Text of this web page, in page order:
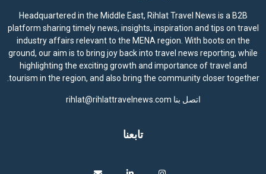
Headquartered in the Middle East, Rihlat Travel News is a B2B
platform sharing timely news, insights, inspiration and tips on travel
industry affairs relevant to the MENA region. With boots on the
ground, our aim is to bring joy back into travel news reporting, while
highlighting the exciting growth and importance of travel and
tourism in the region, and also bring the community closer together.
اتصل بنا rihlat@rihlattravelnews.com
تابعنا